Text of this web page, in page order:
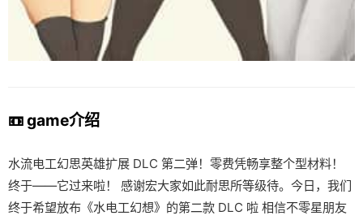
📼 game介绍
水流电工幻思英雄扩展 DLC 第二弹！零费凭畅享整个型材料！
终于——它过来啦！ 感谢宏大家如此耐思所等级待。今日，我们
终于希望放布《水电工幻想》的第二款 DLC 啦 相信不零星朋友